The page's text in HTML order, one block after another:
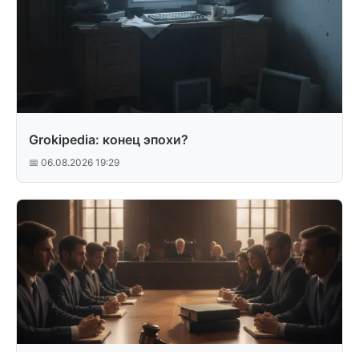
Grokipedia: конец эпохи?
📅 06.08.2026 19:29